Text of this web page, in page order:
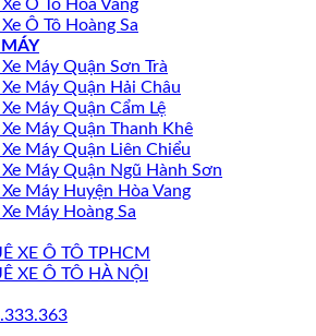
Ô Tô Hòa Vang
Ô Tô Hoàng Sa
Máy Quận Sơn Trà
Máy Quận Hải Châu
Máy Quận Cẩm Lệ
Máy Quận Thanh Khê
Máy Quận Liên Chiểu
Máy Quận Ngũ Hành Sơn
Máy Huyện Hòa Vang
Máy Hoàng Sa
XE Ô TÔ TPHCM
XE Ô TÔ HÀ NỘI